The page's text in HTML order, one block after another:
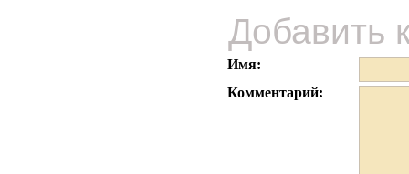
Добавить
Имя:
Комментарий: